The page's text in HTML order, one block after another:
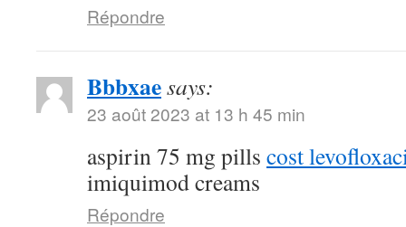
Répondre
Bbbxaesays:
23 août 2023 at 13 h 45 min
aspirin 75 mg pills cost
imiquimod creams
Répondre